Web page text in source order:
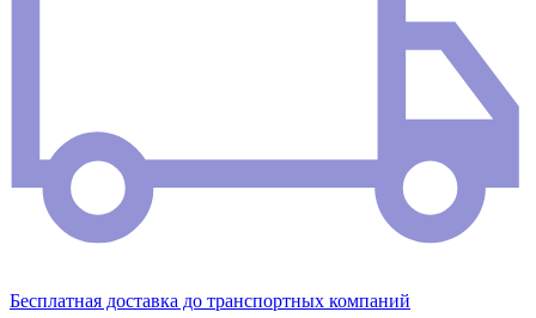
Бесплатная доставка до транспортных компаний